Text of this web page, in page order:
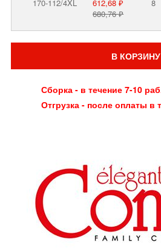
170-112/4XL
680,76 ₽
612,68 ₽ 8
В КОРЗИНУ
Сборка - в течение 7-10
Отгрузка - после оплаты в